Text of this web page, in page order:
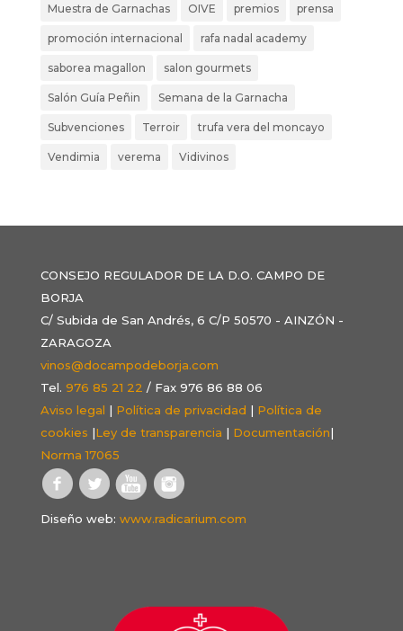
Muestra de Garnachas OIVE premios prensa
promoción internacional rafa nadal academy
saborea magallon salon gourmets
Salón Guía Peñin Semana de la Garnacha
Subvenciones Terroir trufa vera del moncayo
Vendimia verema Vidivinos
CONSEJO REGULADOR DE LA D.O. CAMPO DE
BORJA
C/ Subida de San Andrés, 6 C/P 50570 - AINZÓN -
ZARAGOZA
vinos@docampodeborja.com
Tel. 976 85 21 22 / Fax 976 86 88 06
Aviso legal | Política de privacidad | Política de
cookies |Ley de transparencia | Documentación|
Norma 17065
Diseño web: www.radicarium.com